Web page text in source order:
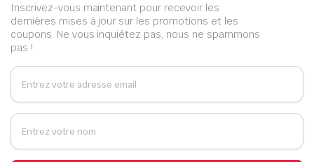
Inscrivez-vous maintenant pour recevoir les
dernières mises à jour sur les promotions et les
coupons. Ne vous inquiétez pas, nous ne spammons
pas !